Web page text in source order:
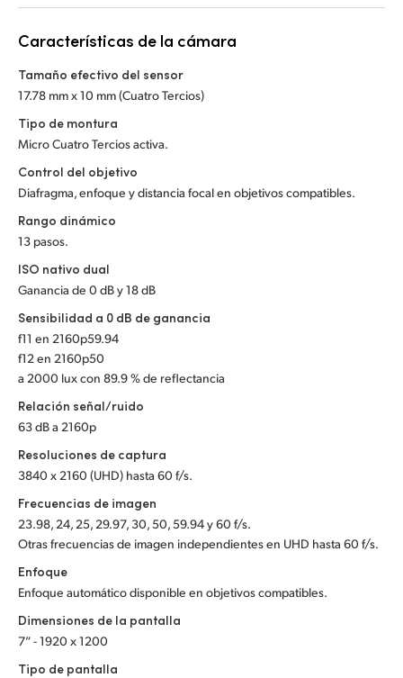
Singapore
South Africa
España
Sweden
Chinese Taipei
Turkey
United Kingdom
United States
Características de la cámara
Tamaño efectivo del sensor
17.78 mm x 10 mm (Cuatro Tercios)
Tipo de montura
Micro Cuatro Tercios activa.
Control del objetivo
Diafragma, enfoque y distancia focal en objetivos compatibles.
Rango dinámico
13 pasos.
ISO nativo dual
Ganancia de 0 dB y 18 dB
Sensibilidad a 0 dB de ganancia
f11 en 2160p59.94
f12 en 2160p50
a 2000 lux con 89.9 % de reflectancia
Relación señal/ruido
63 dB a 2160p
Resoluciones de captura
3840 x 2160 (UHD) hasta 60 f/s.
Frecuencias de imagen
23.98, 24, 25, 29.97, 30, 50, 59.94 y 60 f/s.
Otras frecuencias de imagen independientes en UHD hasta 60 f/s.
Enfoque
Enfoque automático disponible en objetivos compatibles.
Dimensiones de la pantalla
7” - 1920 x 1200
Tipo de pantalla